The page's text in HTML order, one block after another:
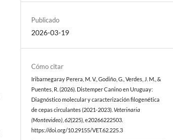
Publicado
2026-03-19
Cómo citar
Iribarnegaray Perera, M. V., Godiño, G., Verdes, J. M., &
Puentes, R. (2026). Distemper Canino en Uruguay:
Diagnóstico molecular y caracterización filogenética
de cepas circulantes (2021-2023).Veterinaria
(Montevideo) ,62(225), e20266222503.
https://doi.org/10.29155/VET.62.225.3